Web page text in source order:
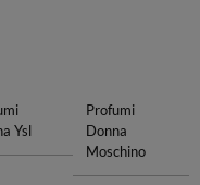
Ysl
Profumi
Donna
Moschino